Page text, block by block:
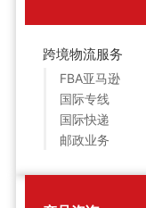
跨境物流服务
FBA亚马逊
国际专线
国际快递
邮政业务